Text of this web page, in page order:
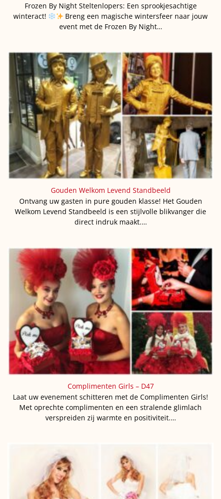
Frozen By Night Steltenlopers: Een sprookjesachtige
winteract!
Breng een magische wintersfeer naar jouw
event met de Frozen By Night…
Gouden Welkom Levend Standbeeld
Ontvang uw gasten in pure gouden klasse! Het Gouden
Welkom Levend Standbeeld is een stijlvolle blikvanger die
direct indruk maakt.…
Complimenten Girls – D47
Laat uw evenement schitteren met de Complimenten Girls!
Met oprechte complimenten en een stralende glimlach
verspreiden zij warmte en positiviteit.…